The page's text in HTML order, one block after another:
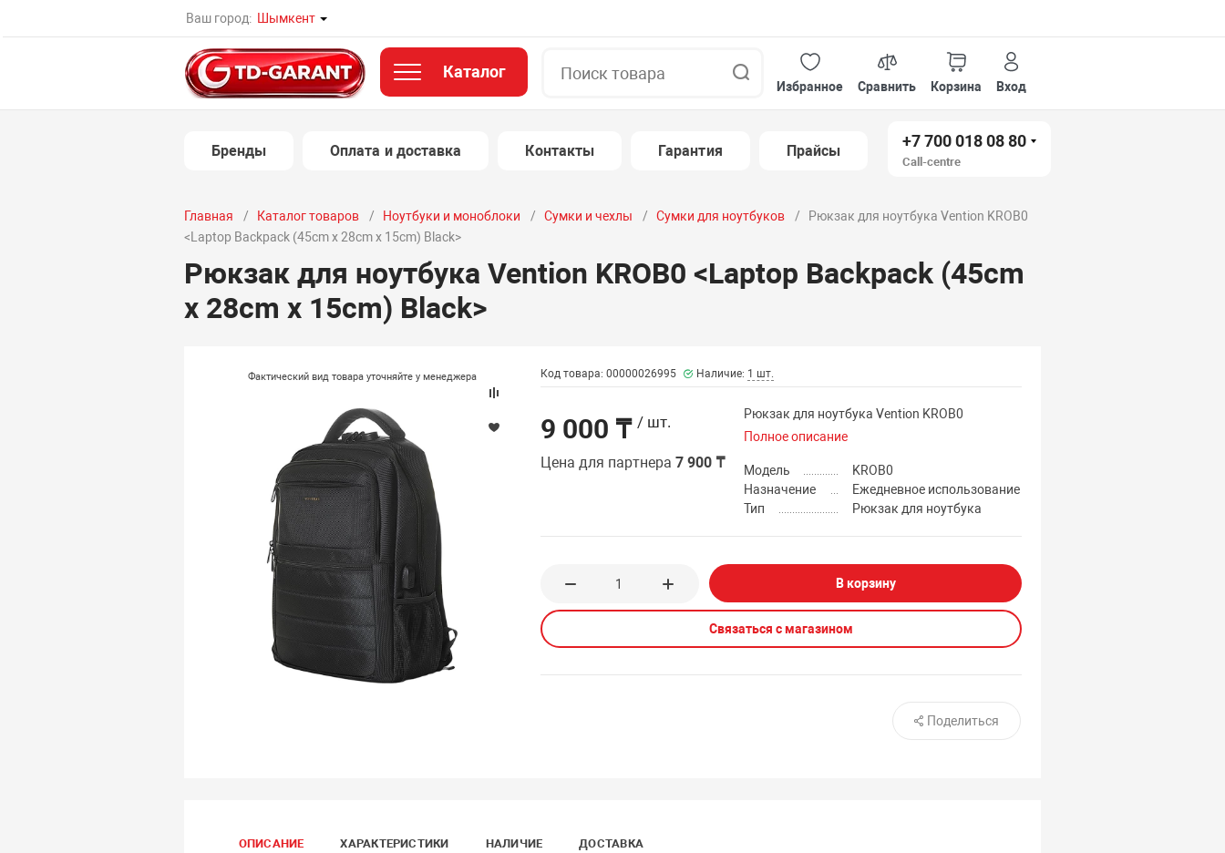
Ваш город: Шымкент
Каталог
Избранное
Сравнить Корзина Вход
Бренды Оплата и доставка Контакты Гарантия Прайсы
+7 700 018 08 80
Call-centre
Главная Каталог товаров Ноутбуки и моноблоки Сумки и чехлы Сумки для ноутбуков
Рюкзак для ноутбука Vention KROB0
<Laptop Backpack (45cm x 28cm x 15cm) Black>
Рюкзак для ноутбука Vention KROB0 <Laptop Backpack (45cm
x 28cm x 15cm) Black>
Фактический вид товара уточняйте у менеджера Код товара: 00000026995 Наличие: 1 шт.
9 000 ₸ / шт.
Цена для партнера7 900 ₸
Рюкзак для ноутбука Vention KROB0
Полное описание
Модель
KROB0
Назначение
Ежедневное использование
Тип
Рюкзак для ноутбука
В корзину
Связаться с магазином
Поделиться
ОПИСАНИЕ ХАРАКТЕРИСТИКИ НАЛИЧИЕ ДОСТАВКА